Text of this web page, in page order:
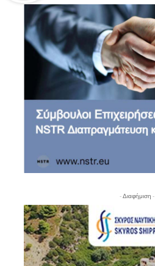
- Διαφήμιση -